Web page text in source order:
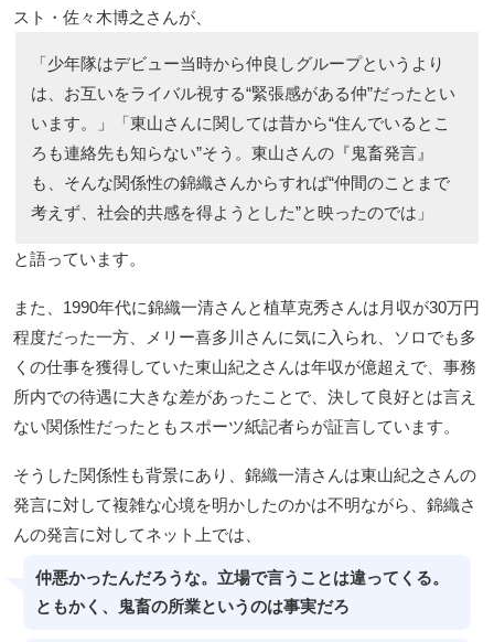
スト・佐々木博之さんが、
「少年隊はデビュー当時から仲良しグループというより
は、お互いをライバル視する“緊張感がある仲”だったとい
います。」「東山さんに関しては昔から“住んでいるとこ
ろも連絡先も知らない”そう。東山さんの『鬼畜発言』
も、そんな関係性の錦織さんからすれば“仲間のことまで
考えず、社会的共感を得ようとした”と映ったのでは」
と語っています。
また、1990年代に錦織一清さんと植草克秀さんは月収が30万円
程度だった一方、メリー喜多川さんに気に入られ、ソロでも多
くの仕事を獲得していた東山紀之さんは年収が億超えで、事務
所内での待遇に大きな差があったことで、決して良好とは言え
ない関係性だったともスポーツ紙記者らが証言しています。
そうした関係性も背景にあり、錦織一清さんは東山紀之さんの
発言に対して複雑な心境を明かしたのかは不明ながら、錦織さ
んの発言に対してネット上では、
仲悪かったんだろうな。立場で言うことは違ってくる。
ともかく、鬼畜の所業というのは事実だろ